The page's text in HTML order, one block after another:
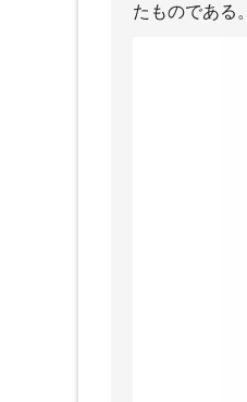
たものである。